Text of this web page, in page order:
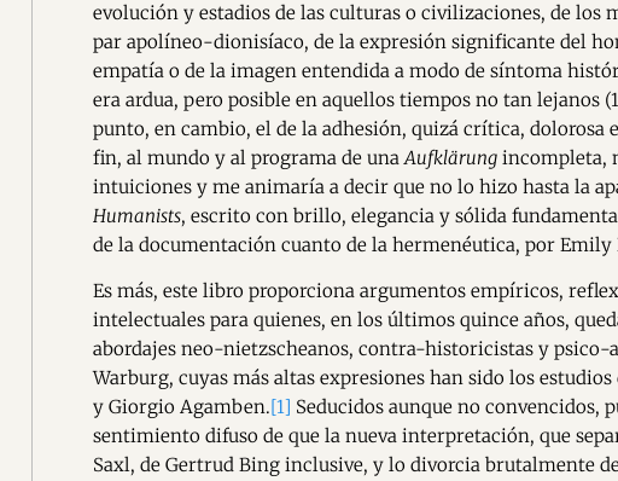
evolución y estadios de las culturas o civilizaciones, de los
par apolíneo-dionisíaco, de la expresión significante del
empatía o de la imagen entendida a modo de síntoma
era ardua, pero posible en aquellos tiempos no tan lejanos
punto, en cambio, el de la adhesión, quizá crítica, dolorosa
fin, al mundo y al programa de unaAufklärung incompleta,
intuiciones y me animaría a decir que no lo hizo hasta la
Humanists, escrito con brillo, elegancia y sólida
de la documentación cuanto de la hermenéutica, por Emily
Es más, este libro proporciona argumentos empíricos,
intelectuales para quienes, en los últimos quince años,
abordajes neo-nietzscheanos, contra-historicistas y psico-
Warburg, cuyas más altas expresiones han sido los
y Giorgio Agamben.[1] Seducidos aunque no convencidos,
sentimiento difuso de que la nueva interpretación, que
Saxl, de Gertrud Bing inclusive, y lo divorcia brutalmente